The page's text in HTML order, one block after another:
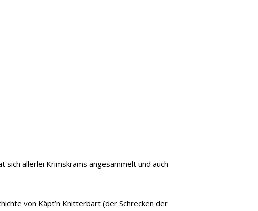
sich allerlei Krimskrams angesammelt und auch
von Käpt’n Knitterbart (der Schrecken der